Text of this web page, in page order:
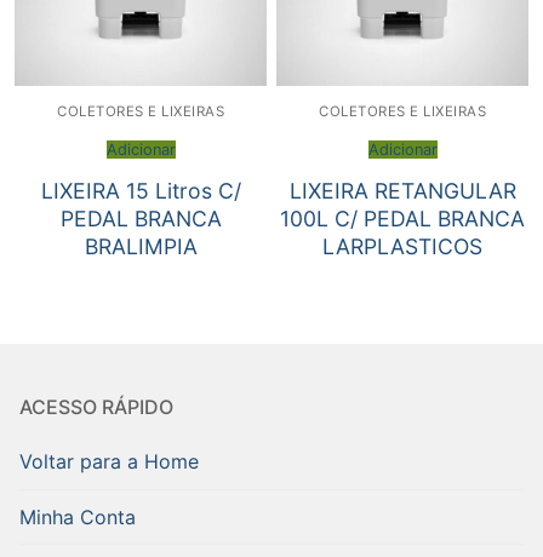
COLETORES E LIXEIRAS
Adicionar
LIXEIRA 15 Litros C/
PEDAL BRANCA
BRALIMPIA
COLETORES E LIXEIRAS
Adicionar
LIXEIRA RETANGULAR
100L C/ PEDAL BRANCA
LARPLASTICOS
ACESSO RÁPIDO
Voltar para a Home
Minha Conta